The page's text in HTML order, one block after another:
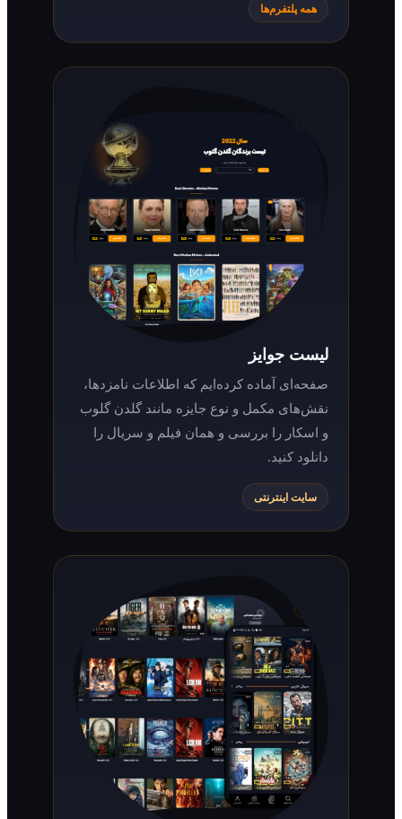
همه پلتفرم‌ها
لیست جوایز
صفحه‌ای آماده کرده‌ایم که اطلاعات نامزدها،
نقش‌های مکمل و نوع جایزه مانند گلدن گلوب
و اسکار را بررسی و همان فیلم و سریال را
سایت اینترنتی